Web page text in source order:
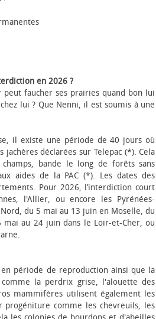
en 2026 ?
faucher ses prairies quand bon lui
lui ? Que Nenni, il est soumis à une
il existe une période de 40 jours où
déclarées sur Telepac (*). Cela
bande le long de forêts sans
aides de la PAC (*). Les dates des
Pour 2026, l’interdiction court
l'Allier, ou encore les Pyrénées-
du 5 mai au 13 juin en Moselle, du
au 24 juin dans le Loir-et-Cher, ou
période de reproduction ainsi que la
la perdrix grise, l'alouette des
mammifères utilisent également les
comme les chevreuils, les